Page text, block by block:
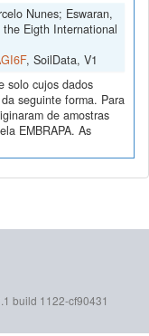
Nunes; Eswaran,
Eigth International
, SoilData, V1
solo cujos dados
seguinte forma. Para
de amostras
EMBRAPA. As
build 1122-cf90431